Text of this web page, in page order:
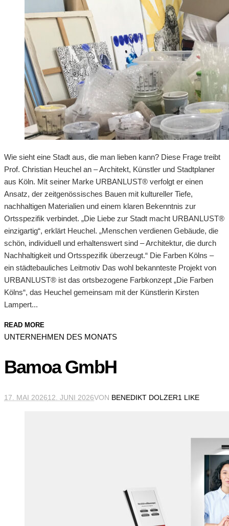
Wie sieht eine Stadt aus, die man lieben kann? Diese Frage treibt
Prof. Christian Heuchel an – Architekt, Künstler und Stadtplaner
aus Köln. Mit seiner Marke URBANLUST® verfolgt er einen
Ansatz, der zeitgenössisches Bauen mit kultureller Tiefe,
nachhaltigen Materialien und einem klaren Bekenntnis zur
Ortsspezifik verbindet. „Die Liebe zur Stadt macht URBANLUST®
einzigartig“, erklärt Heuchel. „Menschen verdienen Gebäude, die
schön, individuell und erhaltenswert sind – Architektur, die durch
Nachhaltigkeit und Ortsspezifik überzeugt.“ Die Farben Kölns –
ein städtebauliches Leitmotiv Das wohl bekannteste Projekt von
URBANLUST® ist das ortsbezogene Farbkonzept „Die Farben
Kölns“, das Heuchel gemeinsam mit der Künstlerin Kirsten
Lampert...
READ MORE
UNTERNEHMEN DES MONATS
Bamoa GmbH
17. MAI 202612. JUNI 2026VON BENEDIKT DOLZER1 LIKE